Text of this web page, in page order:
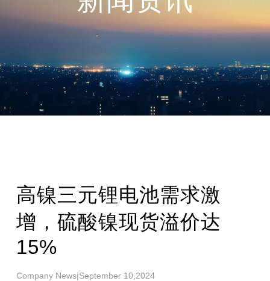
高镍三元锂电池需求激
增，硫酸镍现货溢价达
15%
Company News|September 10,2024